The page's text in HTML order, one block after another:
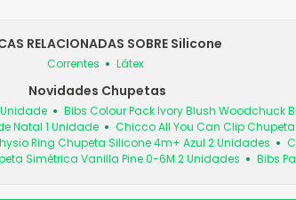
RELACIONADAS SOBRE Silicone
Correntes Látex
Novidades Chupetas
Bibs Colour Pack Ivory Blush Woodchuck
Natal 1 Unidade
Chicco All You Can Clip
Ring Chupeta Silicone 4m+ Azul 2 Unidades
Simétrica Vanilla Pine 0-6M 2 Unidades Bibs